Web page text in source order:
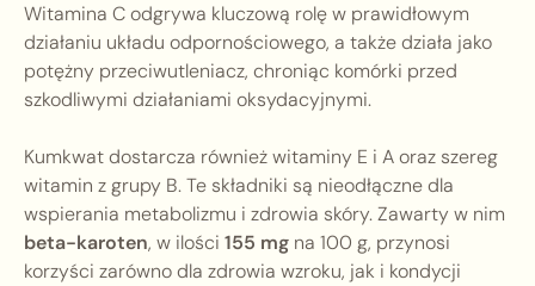
Witamina C odgrywa kluczową rolę w prawidłowym
działaniu układu odpornościowego, a także działa jako
potężny przeciwutleniacz, chroniąc komórki przed
szkodliwymi działaniami oksydacyjnymi.
Kumkwat dostarcza również witaminy E i A oraz szereg
witamin z grupy B. Te składniki są nieodłączne dla
wspierania metabolizmu i zdrowia skóry. Zawarty w nim
beta-karoten, w ilości 155 mg na 100 g, przynosi
korzyści zarówno dla zdrowia wzroku, jak i kondycji